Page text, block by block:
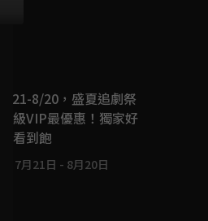
7/21-8/20，盛夏追劇祭
升級VIP最優惠！獨家好
戲看到飽
7月21日 - 8月20日